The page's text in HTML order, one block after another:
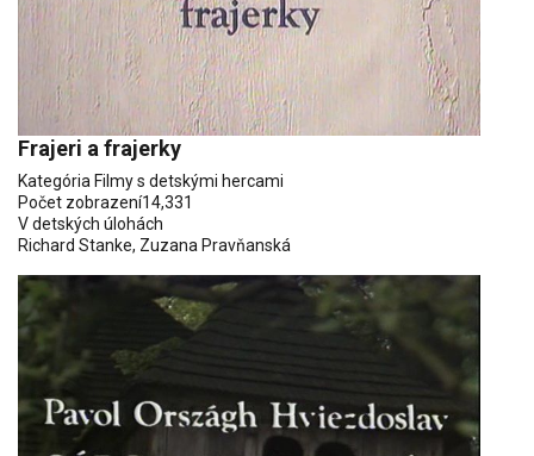
Frajeri a frajerky
Kategória Filmy s detskými hercami
Počet zobrazení14,331
V detských úlohách
Richard Stanke, Zuzana Pravňanská